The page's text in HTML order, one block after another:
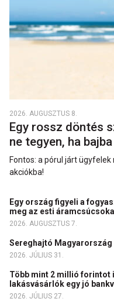
2026. AUGUSZTUS 8.
Egy rossz döntés
ne tegyen, ha
Fontos: a pórul járt
akciókba!
Egy ország figyeli a
meg az esti
2026. AUGUSZTUS 7.
Sereghajtó
2026. JÚLIUS 31.
Több mint 2 millió forintot
lakásvásárlók egy jó
2026. JÚLIUS 27.